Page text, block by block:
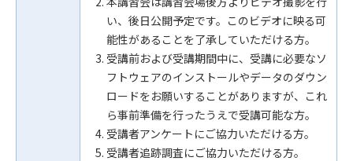
い、後日公開予定です。このビデオに映る可
能性があることを了承していただける方。
受講前および受講期間中に、受講に必要なソ
フトウェアのインストールやデータのダウン
ロードをお願いすることがありますが、これ
ら事前準備を行ったうえで受講可能な方。
受講者アンケートにご協力いただける方。
受講者追跡調査にご協力いただける方。